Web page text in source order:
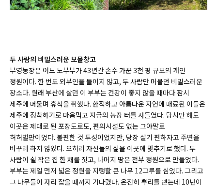
두 사람의 비밀스러운 보물창고
부영농장은 어느 노부부가 43년간 손수 가꾼 3천 평 규모의 개인
정원이다. 한 번도 외부인을 들이지 않고, 두 사람만 머물던 비밀스러운
장소다. 원래 부산에 살던 이 부부는 건강이 좋지 않을 때마다 잠시
제주에 머물며 휴식을 취했다. 한적하고 아름다운 자연에 매료된 이들은
제주에 정착하기로 마음먹고 지금의 농장 터를 사들였다. 당시만 해도
이곳은 제대로 된 포장도로도, 편의시설도 없는 그야말로
허허벌판이었다. 불편한 것 투성이었지만, 당장 살기 편하자고 주변을
바꾸려 하지 않았다. 오히려 자신들의 삶을 이곳에 맞추기로 했다. 두
사람이 쉴 작은 집 한 채를 짓고, 나머지 땅은 전부 정원으로 만들었다.
부부는 제일 먼저 넓은 정원을 지탱할 큰 나무 12그루를 심었다. 그리고
그 나무들이 자리 잡을 때까지 기다렸다. 온전히 뿌리를 뻗는데 10년이